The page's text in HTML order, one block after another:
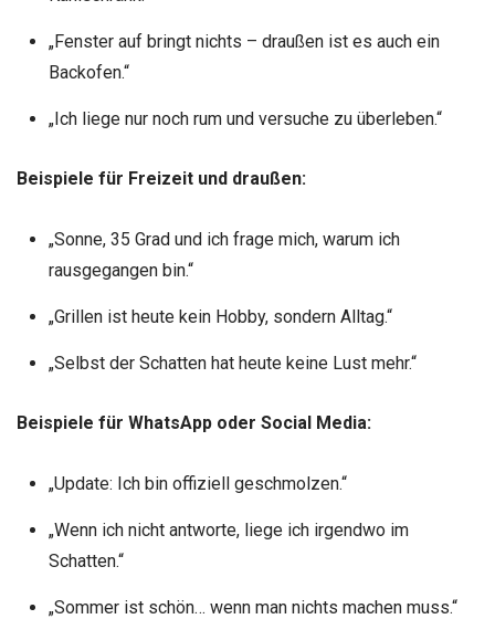
„Fenster auf bringt nichts – draußen ist es auch ein
Backofen.“
„Ich liege nur noch rum und versuche zu überleben.“
Beispiele für Freizeit und draußen:
„Sonne, 35 Grad und ich frage mich, warum ich
rausgegangen bin.“
„Grillen ist heute kein Hobby, sondern Alltag.“
„Selbst der Schatten hat heute keine Lust mehr.“
Beispiele für WhatsApp oder Social Media:
„Update: Ich bin offiziell geschmolzen.“
„Wenn ich nicht antworte, liege ich irgendwo im
Schatten.“
„Sommer ist schön… wenn man nichts machen muss.“